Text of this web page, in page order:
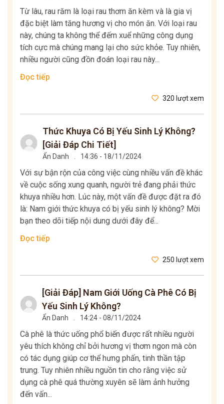
Từ lâu, rau răm là loại rau thơm ăn kèm và là gia vị
đặc biệt làm tăng hương vị cho món ăn. Với loại rau
này, chúng ta không thể đếm xuể những công dụng
tích cực mà chúng mang lại cho sức khỏe. Tuy nhiên,
nhiều người cũng đồn đoán loại rau này...
Đọc tiếp
320 lượt xem
Thức Khuya Có Bị Yếu Sinh Lý Không?
[Giải Đáp Chi Tiết]
Ẩn Danh 14:36 - 18/11/2024
Với sự bận rộn của công việc cùng nhiều vấn đề khác
về cuộc sống xung quanh, người trẻ đang phải thức
khuya nhiều hơn. Lúc này, một vấn đề được đặt ra đó
là: Nam giới thức khuya có bị yếu sinh lý không? Mời
bạn theo dõi tiếp nội dung dưới đây để...
Đọc tiếp
250 lượt xem
[Giải Đáp] Nam Giới Uống Cà Phê Có Bị
Yếu Sinh Lý Không?
Ẩn Danh 14:24 - 08/11/2024
Cà phê là thức uống phổ biến được rất nhiều người
yêu thích không chỉ bởi hương vị thơm ngon mà còn
có tác dụng giúp cơ thể hưng phấn, tinh thần tập
trung. Tuy nhiên nhiều nguồn tin cho rằng việc sử
dụng cà phê quá thường xuyên sẽ làm ảnh hưởng
đến vấn...